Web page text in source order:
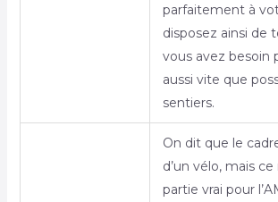
parfaitement à
disposez ainsi de
vous avez besoin
aussi vite que
sentiers.
On dit que le
d’un vélo, mais ce
partie vrai pour